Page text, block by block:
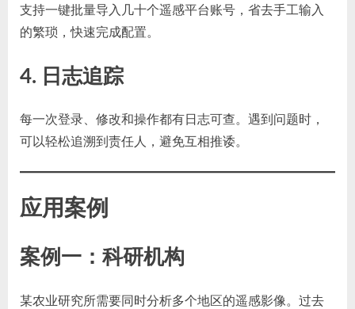
支持一键批量导入几十个遥感平台账号，省去手工输入
的繁琐，快速完成配置。
4. 日志追踪
每一次登录、修改和操作都有日志可查。遇到问题时，
可以轻松追溯到责任人，避免互相推诿。
应用案例
案例一：科研机构
某农业研究所需要同时分析多个地区的遥感影像。过去